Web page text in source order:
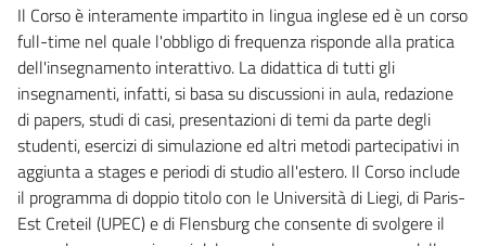
Il Corso è interamente impartito in lingua inglese ed è un corso
full-time nel quale l'obbligo di frequenza risponde alla pratica
dell'insegnamento interattivo. La didattica di tutti gli
insegnamenti, infatti, si basa su discussioni in aula, redazione
di papers, studi di casi, presentazioni di temi da parte degli
studenti, esercizi di simulazione ed altri metodi partecipativi in
aggiunta a stages e periodi di studio all'estero. Il Corso include
il programma di doppio titolo con le Università di Liegi, di Paris-
Est Creteil (UPEC) e di Flensburg che consente di svolgere il